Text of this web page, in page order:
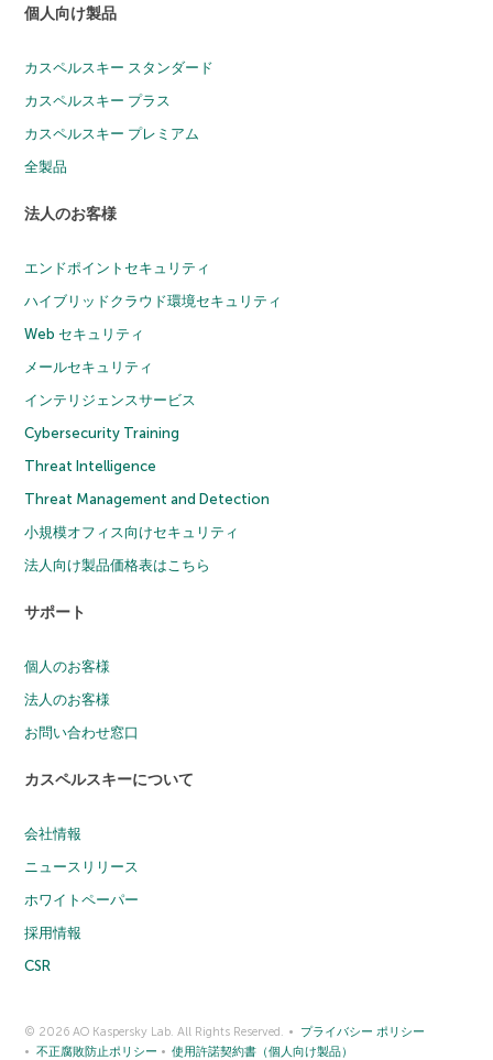
個人向け製品
カスペルスキー スタンダード
カスペルスキー プラス
カスペルスキー プレミアム
全製品
法人のお客様
エンドポイントセキュリティ
ハイブリッドクラウド環境セキュリティ
Web セキュリティ
メールセキュリティ
インテリジェンスサービス
Cybersecurity Training
Threat Intelligence
Threat Management and Detection
小規模オフィス向けセキュリティ
法人向け製品価格表はこちら
サポート
個人のお客様
法人のお客様
お問い合わせ窓口
カスペルスキーについて
会社情報
ニュースリリース
ホワイトペーパー
採用情報
CSR
© 2026 AO Kaspersky Lab. All Rights Reserved.
プライバシー ポリシー
不正腐敗防止ポリシー
使用許諾契約書（個人向け製品）